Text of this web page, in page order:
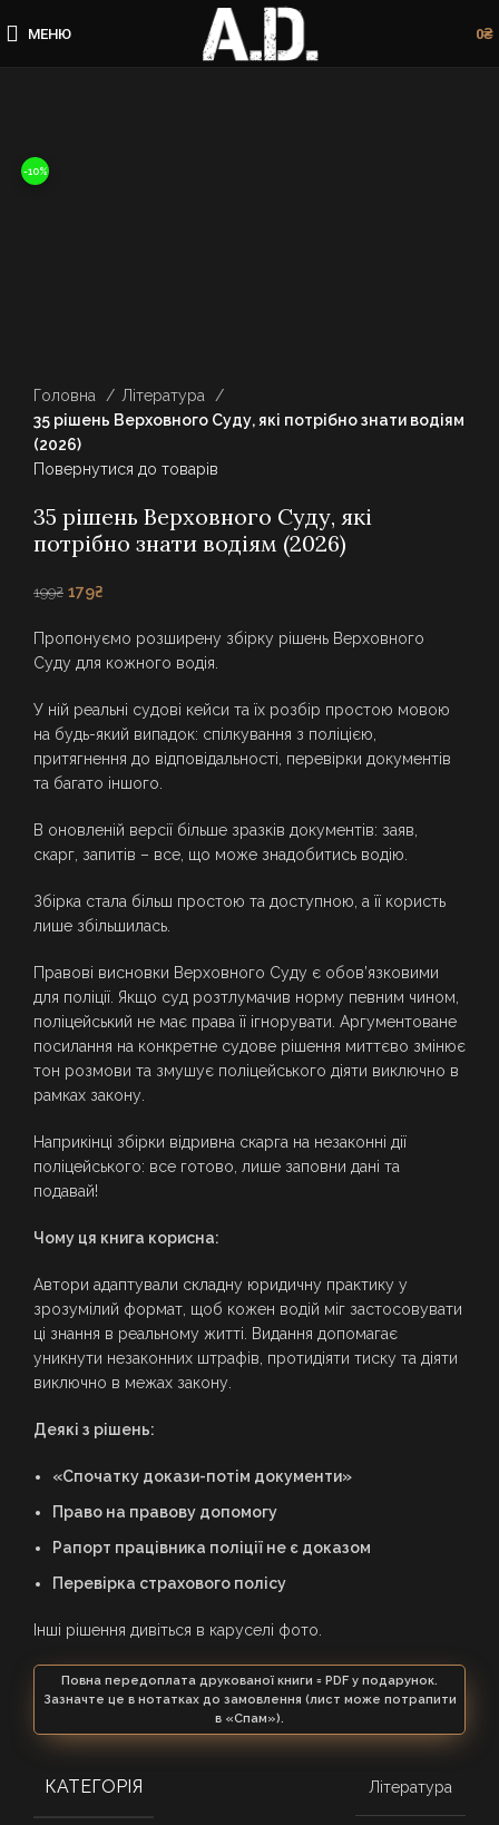
МЕНЮ 0₴
-10%
Головна
Література
35 рішень Верховного Суду, які потрібно знати водіям
(2026)
Повернутися до товарів
35 рішень Верховного Суду, які
потрібно знати водіям (2026)
199₴ Оригінальна
199₴.
179₴
179₴.
Пропонуємо розширену збірку рішень Верховного
Суду для кожного водія.
У ній реальні судові кейси та їх розбір простою мовою
на будь-який випадок: спілкування з поліцією,
притягнення до відповідальності, перевірки документів
та багато іншого.
В оновленій версії більше зразків документів: заяв,
скарг, запитів – все, що може знадобитись водію.
Збірка стала більш простою та доступною, а її користь
лише збільшилась.
Правові висновки Верховного Суду є обов’язковими
для поліції. Якщо суд розтлумачив норму певним чином,
поліцейський не має права її ігнорувати. Аргументоване
посилання на конкретне судове рішення миттєво змінює
тон розмови та змушує поліцейського діяти виключно в
рамках закону.
Наприкінці збірки відривна скарга на незаконні дії
поліцейського: все готово, лише заповни дані та
подавай!
Чому ця книга корисна:
Автори адаптували складну юридичну практику у
зрозумілий формат, щоб кожен водій міг застосовувати
ці знання в реальному житті. Видання допомагає
уникнути незаконних штрафів, протидіяти тиску та діяти
виключно в межах закону.
Деякі з рішень:
«Спочатку докази-потім документи»
Право на правову допомогу
Рапорт працівника поліції не є доказом
Перевірка страхового полісу
Інші рішення дивіться в каруселі фото.
Повна передоплата друкованої книги = PDF у подарунок.
Зазначте це в нотатках до замовлення (лист може потрапити
в «Спам»).
КАТЕГОРІЯ Література